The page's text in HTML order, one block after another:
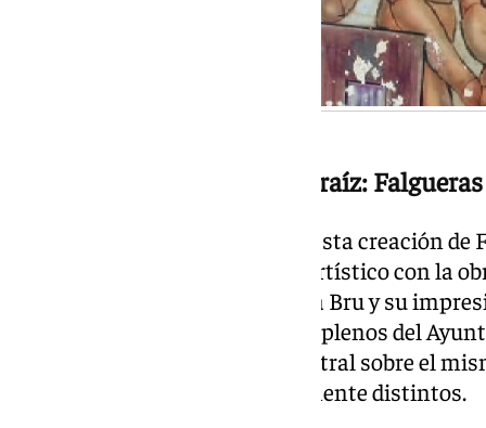
Dos miradas de una misma raíz:
Al contemplar detenidamente esta creación
trazar un puente emocional y artístico con la
campogibraltareño: Luis Ortega Bru y su
se puede admirar en el salón de plenos del
piezas dialogan de forma magistral sobre el
desde dos lenguajes completamente distintos.